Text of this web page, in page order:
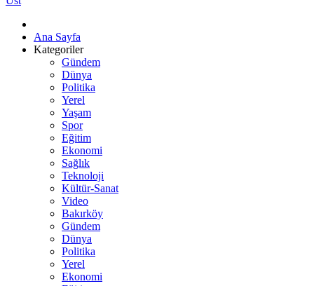
Ana Sayfa
Kategoriler
Gündem
Dünya
Politika
Yerel
Yaşam
Spor
Eğitim
Ekonomi
Sağlık
Teknoloji
Kültür-Sanat
Video
Bakırköy
Gündem
Dünya
Politika
Yerel
Ekonomi